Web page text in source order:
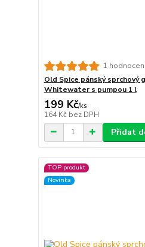
1
Old Spice pánský sprchový
Whitewater s pumpou 1 l
199 Kč/ks
164 Kč bez DPH
Přidat
TOP produkt
Novinka